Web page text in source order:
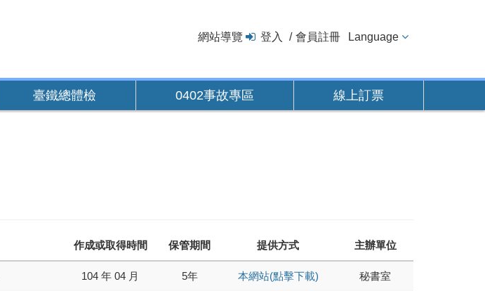
網站導覽 登入 會員註冊 Language
臺鐵總體檢 0402事故專區 線上訂票
作成或取得時間 保管期間 提供方式 主辦單位
104 年 04 月 5年 本網站(點擊下載) 秘書室